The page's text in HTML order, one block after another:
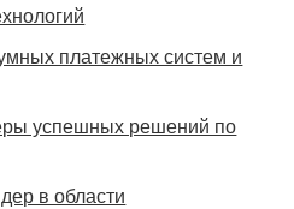
платежных систем и
успешных решений по
в области